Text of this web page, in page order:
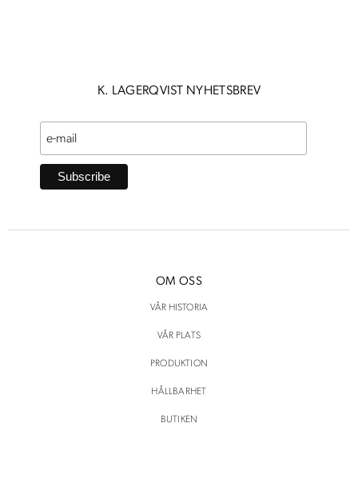
K. LAGERQVIST NYHETSBREV
OM OSS
VÅR HISTORIA
VÅR PLATS
PRODUKTION
HÅLLBARHET
BUTIKEN